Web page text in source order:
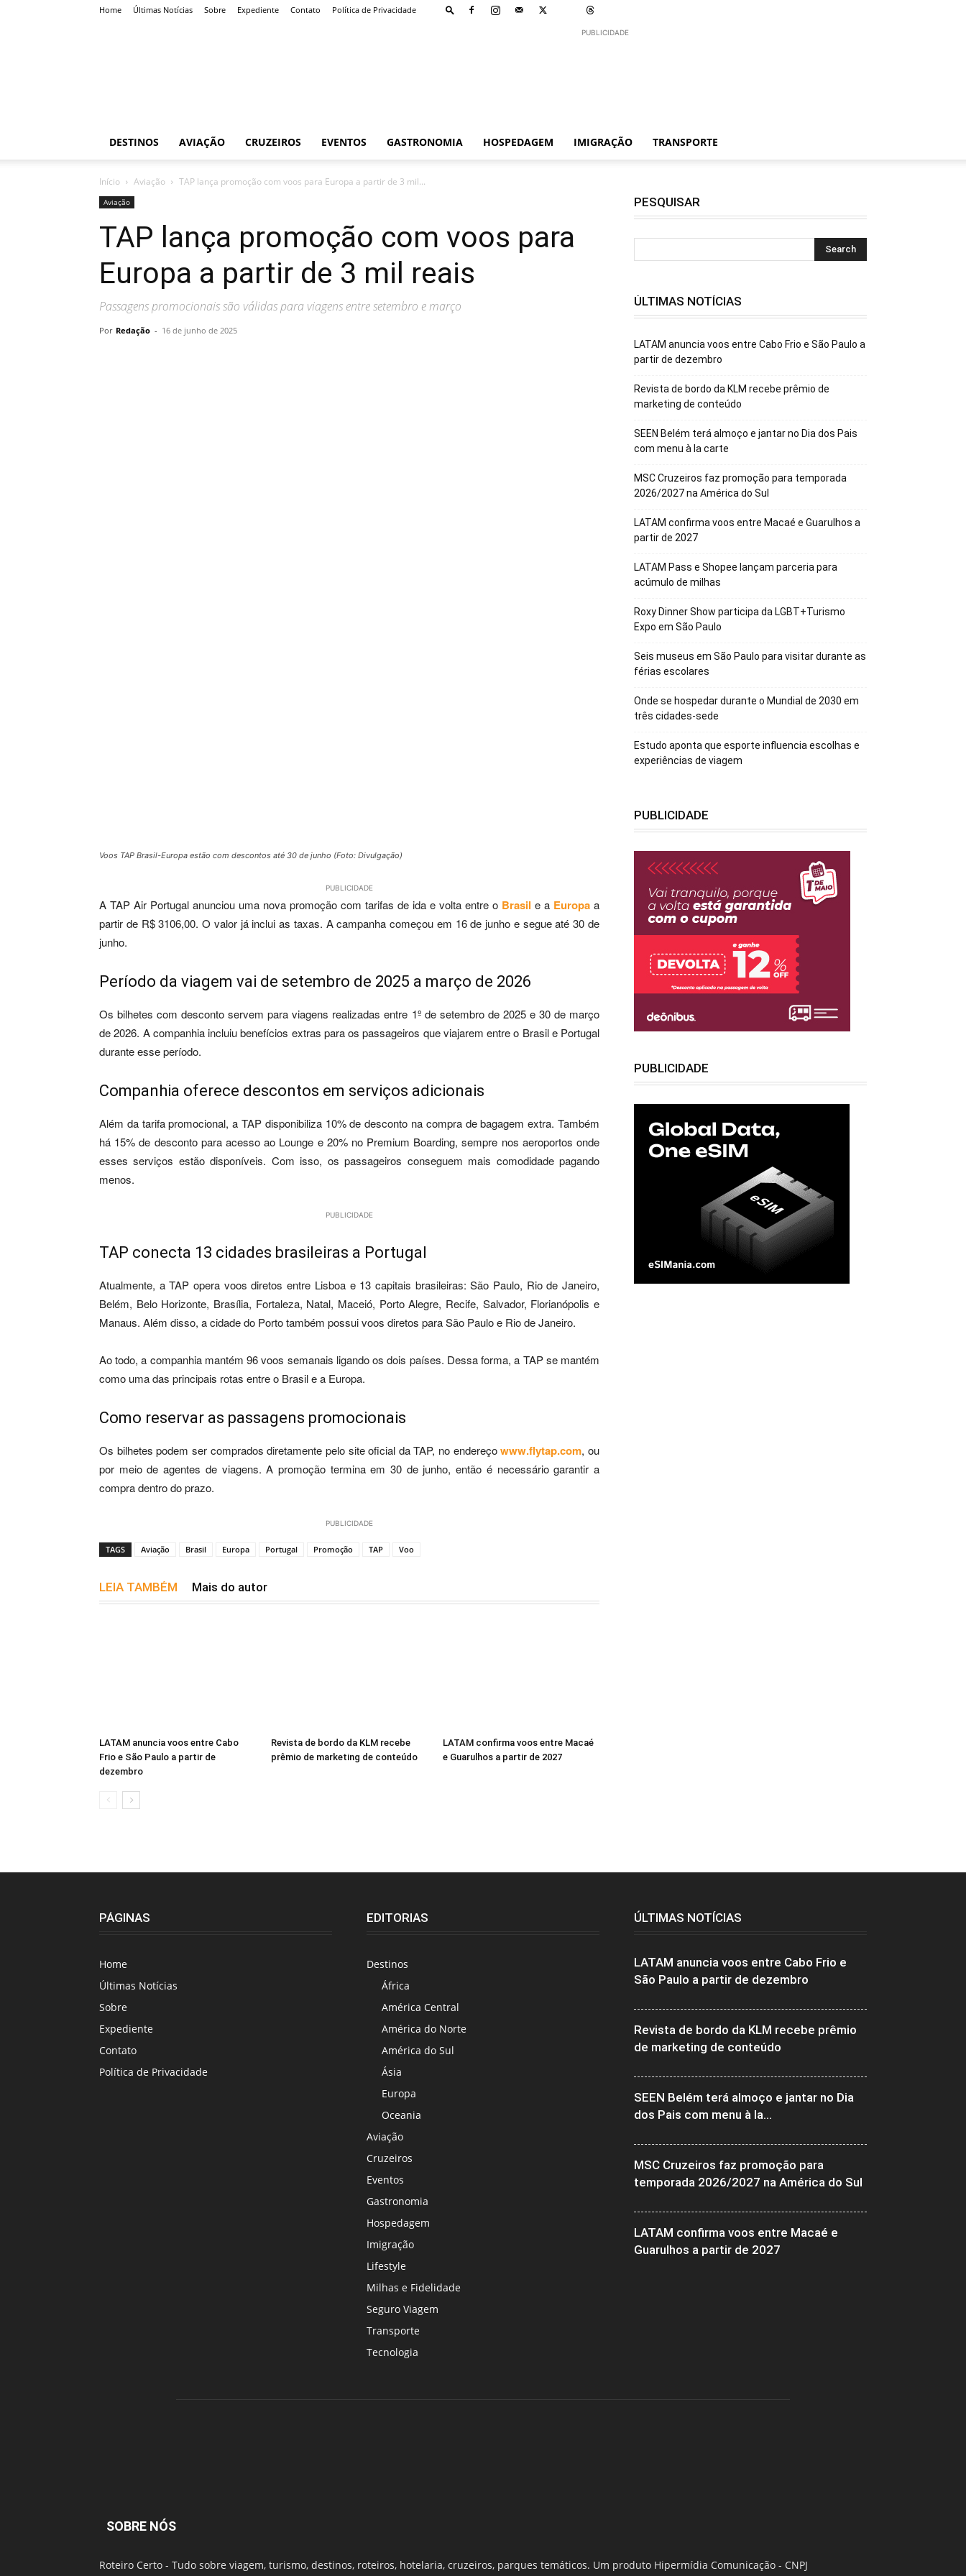
Home Últimas Notícias Sobre Expediente Contato Política de Privacidade
PUBLICIDADE
DESTINOS AVIAÇÃO CRUZEIROS EVENTOS GASTRONOMIA HOSPEDAGEM IMIGRAÇÃO TRANSPORTE
Início Aviação TAP lança promoção com voos para Europa a partir de 3 mil...
Aviação
TAP lança promoção com voos para
Europa a partir de 3 mil reais
Passagens promocionais são válidas para viagens entre setembro e março
Por Redação - 16 de junho de 2025
Voos TAP Brasil-Europa estão com descontos até 30 de junho (Foto: Divulgação)
PUBLICIDADE
A TAP Air Portugal anunciou uma nova promoção com tarifas de ida e volta entre o Brasil e a Europa a
partir de R$ 3106,00. O valor já inclui as taxas. A campanha começou em 16 de junho e segue até 30 de
junho.
Período da viagem vai de setembro de 2025 a março de 2026
Os bilhetes com desconto servem para viagens realizadas entre 1º de setembro de 2025 e 30 de março
de 2026. A companhia incluiu benefícios extras para os passageiros que viajarem entre o Brasil e Portugal
durante esse período.
Companhia oferece descontos em serviços adicionais
Além da tarifa promocional, a TAP disponibiliza 10% de desconto na compra de bagagem extra. Também
há 15% de desconto para acesso ao Lounge e 20% no Premium Boarding, sempre nos aeroportos onde
esses serviços estão disponíveis. Com isso, os passageiros conseguem mais comodidade pagando
menos.
PUBLICIDADE
TAP conecta 13 cidades brasileiras a Portugal
Atualmente, a TAP opera voos diretos entre Lisboa e 13 capitais brasileiras: São Paulo, Rio de Janeiro,
Belém, Belo Horizonte, Brasília, Fortaleza, Natal, Maceió, Porto Alegre, Recife, Salvador, Florianópolis e
Manaus. Além disso, a cidade do Porto também possui voos diretos para São Paulo e Rio de Janeiro.
Ao todo, a companhia mantém 96 voos semanais ligando os dois países. Dessa forma, a TAP se mantém
como uma das principais rotas entre o Brasil e a Europa.
Como reservar as passagens promocionais
Os bilhetes podem ser comprados diretamente pelo site oficial da TAP, no endereçowww.flytap.com, ou
por meio de agentes de viagens. A promoção termina em 30 de junho, então é necessário garantir a
compra dentro do prazo.
PUBLICIDADE
TAGS Aviação Brasil Europa Portugal Promoção TAP Voo
LEIA TAMBÉM Mais do autor
LATAM anuncia voos entre Cabo
Frio e São Paulo a partir de
dezembro
Revista de bordo da KLM recebe
prêmio de marketing de conteúdo
LATAM confirma voos entre Macaé
e Guarulhos a partir de 2027
PESQUISAR
ÚLTIMAS NOTÍCIAS
LATAM anuncia voos entre Cabo Frio e São Paulo a
partir de dezembro
Revista de bordo da KLM recebe prêmio de
marketing de conteúdo
SEEN Belém terá almoço e jantar no Dia dos Pais
com menu à la carte
MSC Cruzeiros faz promoção para temporada
2026/2027 na América do Sul
LATAM confirma voos entre Macaé e Guarulhos a
partir de 2027
LATAM Pass e Shopee lançam parceria para
acúmulo de milhas
Roxy Dinner Show participa da LGBT+Turismo
Expo em São Paulo
Seis museus em São Paulo para visitar durante as
férias escolares
Onde se hospedar durante o Mundial de 2030 em
três cidades-sede
Estudo aponta que esporte influencia escolhas e
experiências de viagem
PUBLICIDADE
PUBLICIDADE
PÁGINAS
Home
Últimas Notícias
Sobre
Expediente
Contato
Política de Privacidade
EDITORIAS
Destinos
África
América Central
América do Norte
América do Sul
Ásia
Europa
Oceania
Aviação
Cruzeiros
Eventos
Gastronomia
Hospedagem
Imigração
Lifestyle
Milhas e Fidelidade
Seguro Viagem
Transporte
Tecnologia
ÚLTIMAS NOTÍCIAS
LATAM anuncia voos entre Cabo Frio e
São Paulo a partir de dezembro
Revista de bordo da KLM recebe prêmio
de marketing de conteúdo
SEEN Belém terá almoço e jantar no Dia
dos Pais com menu à la...
MSC Cruzeiros faz promoção para
temporada 2026/2027 na América do Sul
LATAM confirma voos entre Macaé e
Guarulhos a partir de 2027
SOBRE NÓS
Roteiro Certo - Tudo sobre viagem, turismo, destinos, roteiros, hotelaria, cruzeiros, parques temáticos. Um produto Hipermídia Comunicação - CNPJ